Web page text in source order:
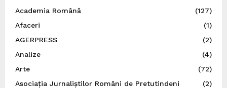
Academia Română
(127)
Afaceri
(1)
AGERPRESS
(2)
Analize
(4)
Arte
(72)
Asociația Jurnaliștilor Români de Pretutindeni
(2)